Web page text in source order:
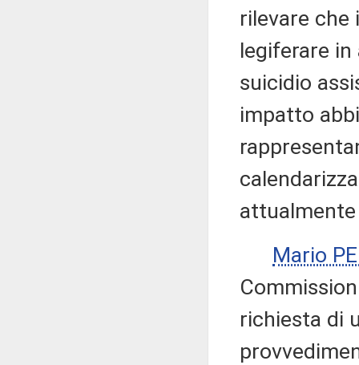
rilevare che
legiferare
suicidio
impatto
Mario
richiesta di